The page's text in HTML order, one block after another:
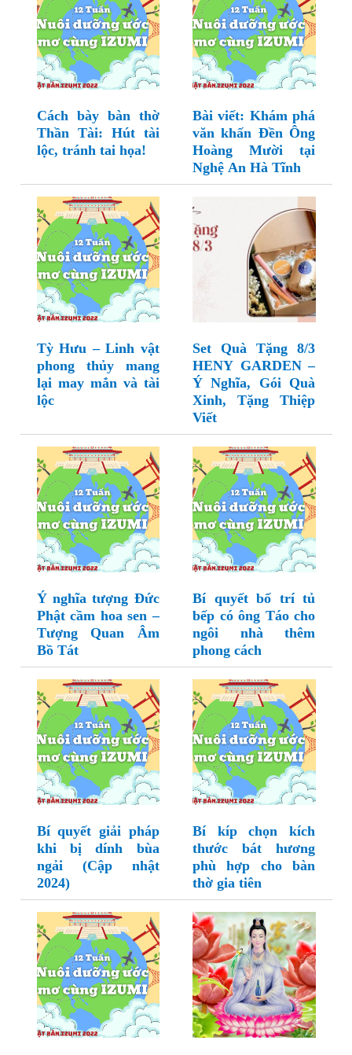
Cách bày bàn thờ
Thần Tài: Hút tài
lộc, tránh tai họa!
Bài viết: Khám phá
văn khấn Đền Ông
Hoàng Mười tại
Nghệ An Hà Tĩnh
Tỳ Hưu – Linh vật
phong thủy mang
lại may mắn và tài
lộc
Set Quà Tặng 8/3
HENY GARDEN –
Ý Nghĩa, Gói Quà
Xinh, Tặng Thiệp
Viết
Ý nghĩa tượng Đức
Phật cầm hoa sen –
Tượng Quan Âm
Bồ Tát
Bí quyết bố trí tủ
bếp có ông Táo cho
ngôi nhà thêm
phong cách
Bí quyết giải pháp
khi bị dính bùa
ngải (Cập nhật
2024)
Bí kíp chọn kích
thước bát hương
phù hợp cho bàn
thờ gia tiên